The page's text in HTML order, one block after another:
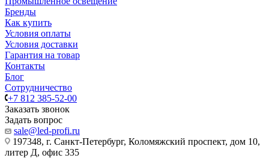
Бренды
Как купить
Условия оплаты
Условия доставки
Гарантия на товар
Контакты
Блог
Сотрудничество
+7 812 385-52-00
Заказать звонок
Задать вопрос
sale@led-profi.ru
197348, г. Санкт-Петербург, Коломяжский проспект, дом 10,
литер Д, офис 335